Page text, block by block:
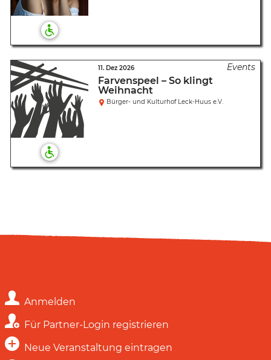
Farvenspeel – So klingt
Weihnacht
11. Dez 2026
Bürger- und Kulturhof Leck-Huus e.V.
Anmelden
Für Partner-Login registrieren
Neue Veranstaltung eintragen